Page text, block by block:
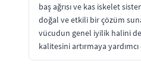
baş ağrısı ve kas iskelet
doğal ve etkili bir çözüm
vücudun genel iyilik halini
kalitesini artırmaya